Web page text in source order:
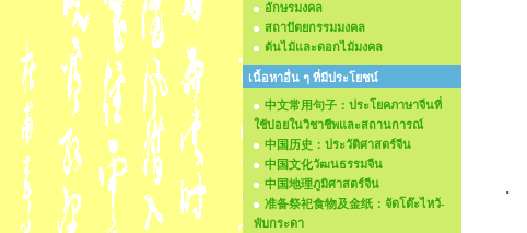
อักษรมงคล
สถาปัตยกรรมมงคล
ต้นไม้และดอกไม้มงคล
เนื้อหาอื่น ๆ ที่มีประโยชน์
中文常用句子：ประโยคภาษาจีนที่
ใช้บ่อยในวิชาชีพและสถานการณ์
中国历史：ประวัติศาสตร์จีน
中国文化วัฒนธรรมจีน
中国地理ภูมิศาสตร์จีน
准备祭祀食物及金纸：จัดโต๊ะไหว้-
พับกระดา
·